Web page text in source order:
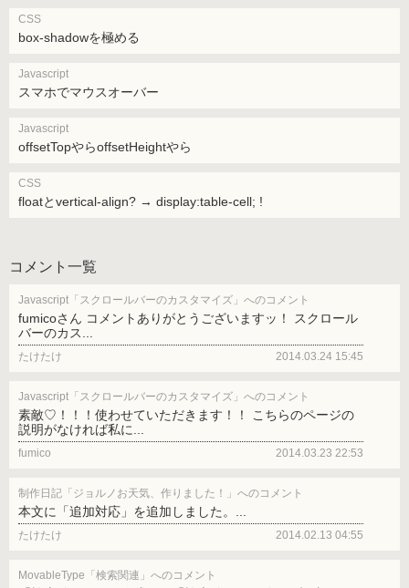
CSS
box-shadowを極める
Javascript
スマホでマウスオーバー
Javascript
offsetTopやらoffsetHeightやら
CSS
floatとvertical-align? → display:table-cell; !
コメント一覧
Javascript「スクロールバーのカスタマイズ」へのコメント
fumicoさん コメントありがとうございますッ！ スクロール
バーのカス...
たけたけ 2014.03.24 15:45
Javascript「スクロールバーのカスタマイズ」へのコメント
素敵♡！！！使わせていただきます！！ こちらのページの
説明がなければ私に...
fumico 2014.03.23 22:53
制作日記「ジョルノお天気、作りました！」へのコメント
本文に「追加対応」を追加しました。...
たけたけ 2014.02.13 04:55
MovableType「検索関連」へのコメント